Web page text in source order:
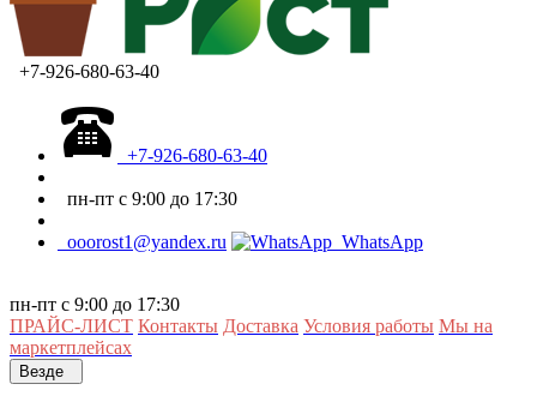
+7-926-680-63-40
+7-926-680-63-40
пн-пт с 9:00 до 17:30
ooorost1@yandex.ru WhatsApp
пн-пт с 9:00 до 17:30
ПРАЙС-ЛИСТ Контакты Доставка Условия работы Мы на
маркетплейсах
Везде